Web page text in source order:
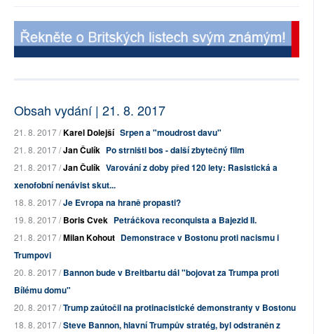
Obsah vydání | 21. 8. 2017
21. 8. 2017 /Karel Dolejší Srpen a "moudrost davu"
21. 8. 2017 /Jan Čulík Po strništi bos - další zbytečný film
21. 8. 2017 /Jan Čulík Varování z doby před 120 lety: Rasistická a
xenofobní nenávist skut...
18. 8. 2017 /Je Evropa na hraně propasti?
19. 8. 2017 /Boris Cvek Petráčkova reconquista a Bajezid II.
21. 8. 2017 /Milan Kohout Demonstrace v Bostonu proti nacismu i
Trumpovi
20. 8. 2017 /Bannon bude v Breitbartu dál "bojovat za Trumpa proti
Bílému domu"
20. 8. 2017 /Trump zaútočil na protinacistické demonstranty v Bostonu
18. 8. 2017 /Steve Bannon, hlavní Trumpův stratég, byl odstraněn z